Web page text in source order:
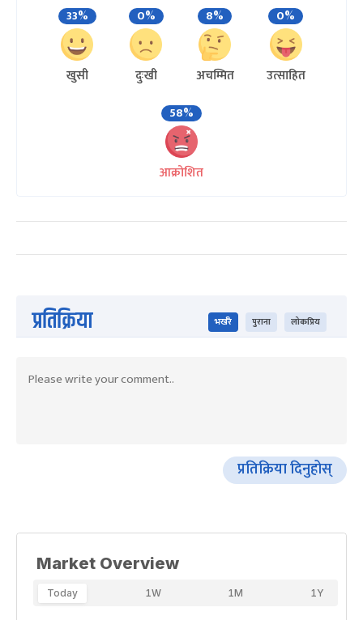
33%
खुसी
0%
दुःखी
8%
अचम्मित
0%
उत्साहित
58%
आक्रोशित
प्रतिक्रिया भर्खरै पुराना लोकप्रिय
प्रतिक्रिया दिनुहोस्